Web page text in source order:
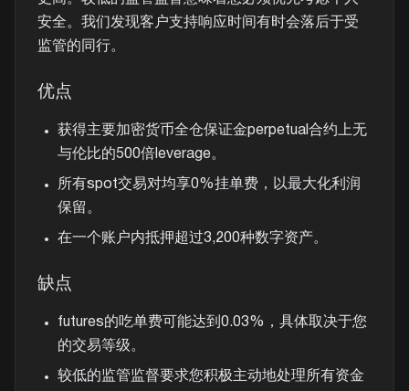
安全。我们发现客户支持响应时间有时会落后于受
监管的同行。
优点
获得主要加密货币全仓保证金perpetual合约上无
与伦比的500倍leverage。
所有spot交易对均享0%挂单费，以最大化利润
保留。
在一个账户内抵押超过3,200种数字资产。
缺点
futures的吃单费可能达到0.03%，具体取决于您
的交易等级。
较低的监管监督要求您积极主动地处理所有资金